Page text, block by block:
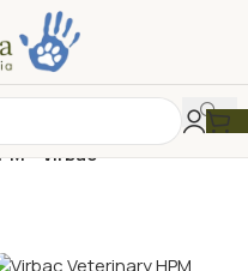
– Virbac”